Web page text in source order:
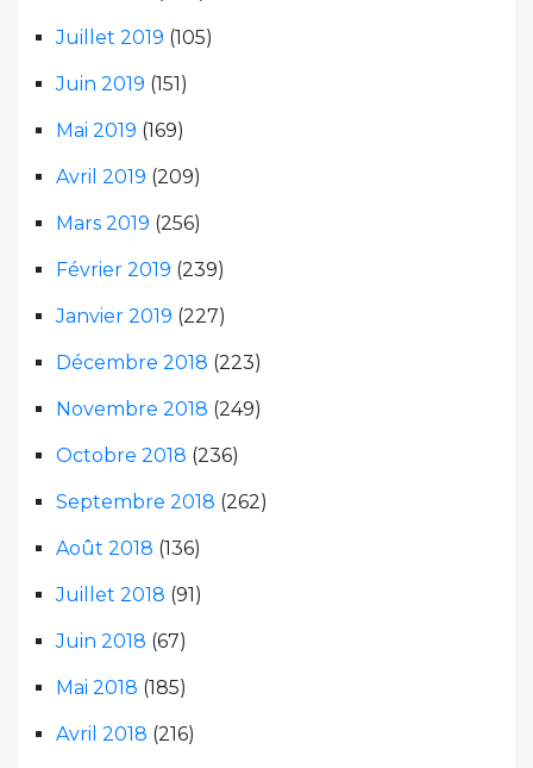
Juillet 2019 (105)
Juin 2019 (151)
Mai 2019 (169)
Avril 2019 (209)
Mars 2019 (256)
Février 2019 (239)
Janvier 2019 (227)
Décembre 2018 (223)
Novembre 2018 (249)
Octobre 2018 (236)
Septembre 2018 (262)
Août 2018 (136)
Juillet 2018 (91)
Juin 2018 (67)
Mai 2018 (185)
Avril 2018 (216)